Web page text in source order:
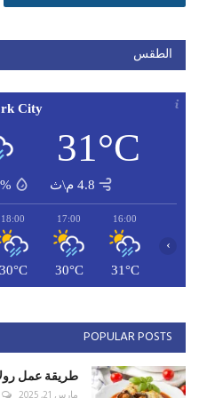
الطقس
City
31°C
4.8 م\ث
16:00
31°C
17:00
30°C
18:00
30°C
›
POPULAR POSTS
طريقة عمل